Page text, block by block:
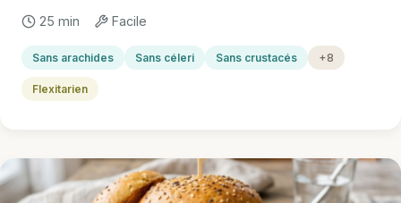
25 min Facile
Sans arachides Sans céleri Sans crustacés +8
Flexitarien